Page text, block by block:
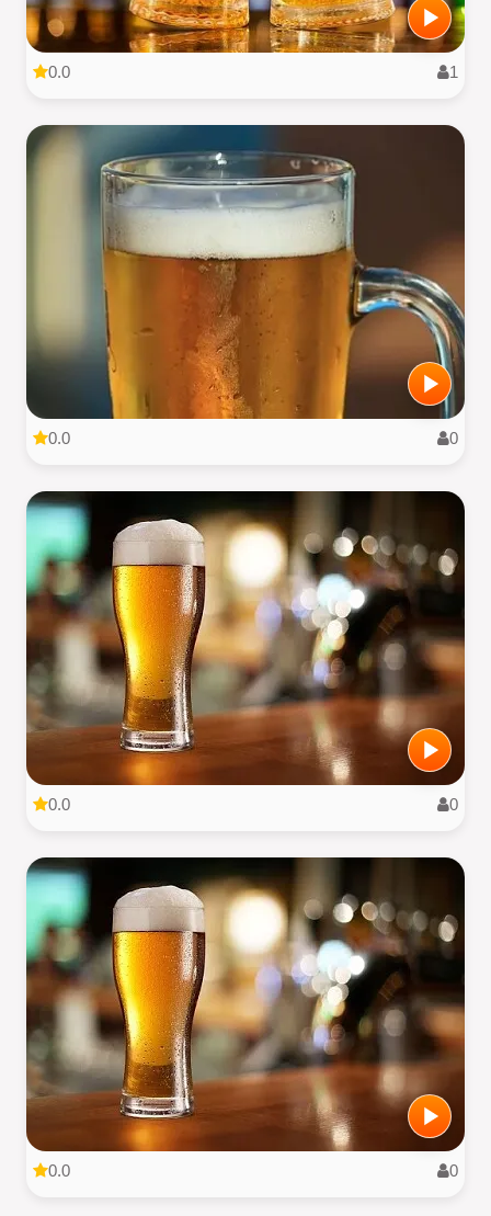
0.0 1
0.0 0
0.0 0
0.0 0